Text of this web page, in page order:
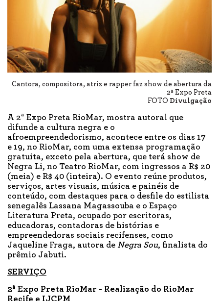
Cantora, compositora, atriz e rapper faz show de abertura da
2ª Expo Preta
FOTO Divulgação
A 2ª Expo Preta RioMar, mostra autoral que
difunde a cultura negra e o
afroempreendedorismo, acontece entre os dias 17
e 19, no RioMar, com uma extensa programação
gratuita, exceto pela abertura, que terá show de
Negra Li, no Teatro RioMar, com ingressos a R$ 20
(meia) e R$ 40 (inteira). O evento reúne produtos,
serviços, artes visuais, música e painéis de
conteúdo, com destaques para o desfile do estilista
senegalês Lassana Magassouba e o Espaço
Literatura Preta, ocupado por escritoras,
educadoras, contadoras de histórias e
empreendedoras sociais recifenses, como
Jaqueline Fraga, autora de Negra Sou, finalista do
prêmio Jabuti.
SERVIÇO
2ª Expo Preta RioMar - Realização do RioMar
Recife e IJCPM